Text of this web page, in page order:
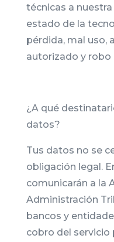
técnicas a
estado de la
pérdida, mal uso,
autorizado y robo
¿A qué
datos?
Tus datos no se
obligación legal.
comunicarán a la
Administración
bancos y
cobro del